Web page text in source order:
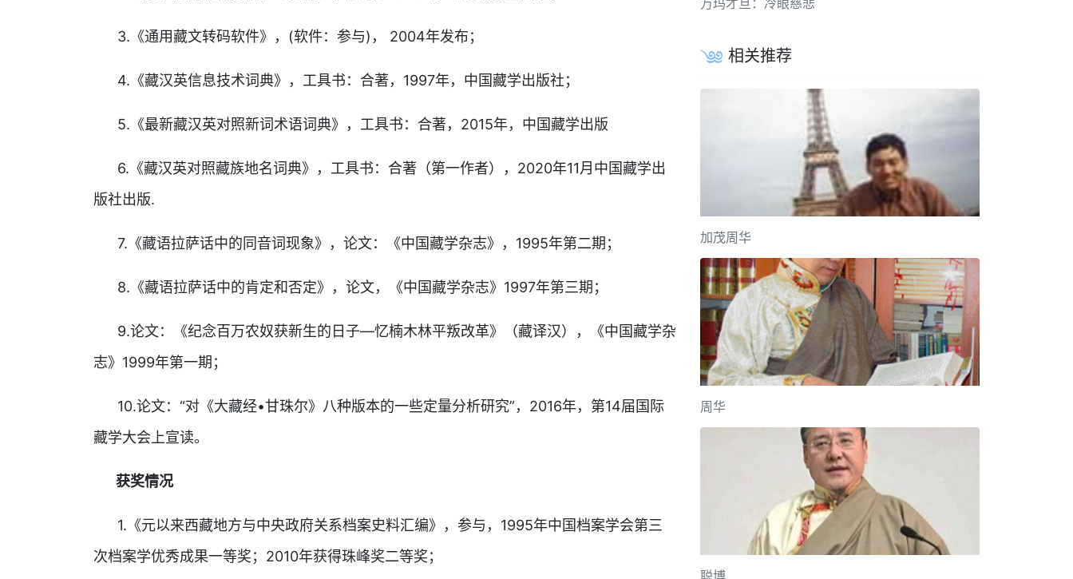
3.《通用藏文转码软件》，(软件：参与)， 2004年发布；
4.《藏汉英信息技术词典》，工具书：合著，1997年，中国藏学出版社；
5.《最新藏汉英对照新词术语词典》，工具书：合著，2015年，中国藏学出版
6.《藏汉英对照藏族地名词典》，工具书：合著（第一作者），2020年11月中国藏学出
版社出版.
7.《藏语拉萨话中的同音词现象》，论文：《中国藏学杂志》，1995年第二期；
8.《藏语拉萨话中的肯定和否定》，论文，《中国藏学杂志》1997年第三期；
9.论文：《纪念百万农奴获新生的日子—忆楠木林平叛改革》（藏译汉），《中国藏学杂
志》1999年第一期；
10.论文：“对《大藏经•甘珠尔》八种版本的一些定量分析研究”，2016年，第14届国际
藏学大会上宣读。
获奖情况
1.《元以来西藏地方与中央政府关系档案史料汇编》，参与，1995年中国档案学会第三
次档案学优秀成果一等奖；2010年获得珠峰奖二等奖；
相关推荐
加茂周华
周华
聪博